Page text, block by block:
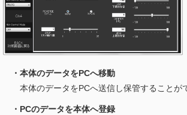
・本体のデータをPCへ移動
本体のデータをPCへ送信し保管することがで
・PCのデータを本体へ登録